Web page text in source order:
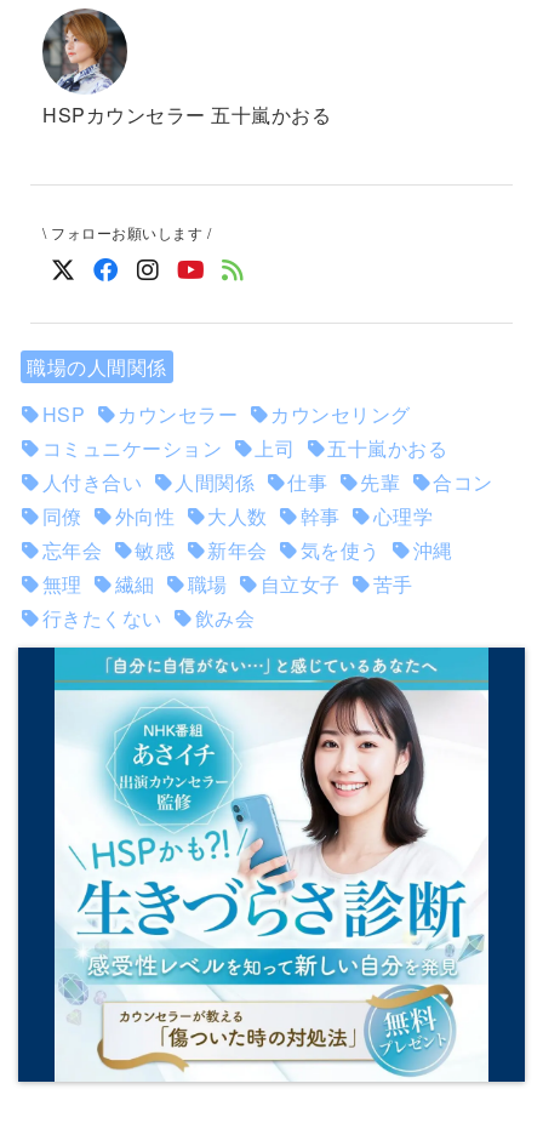
HSPカウンセラー 五十嵐かおる
\ フォローお願いします /
職場の人間関係
HSP
カウンセラー
カウンセリング
コミュニケーション
上司
五十嵐かおる
人付き合い
人間関係 仕事 先輩
合コン
同僚
外向性 大人数 幹事
心理学
忘年会
敏感 新年会 気を使う
沖縄
無理
繊細 職場 自立女子
苦手
行きたくない
飲み会